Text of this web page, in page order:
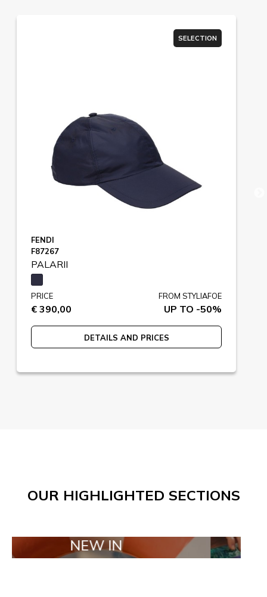
SELECTION
FENDI
F87267
PALARII
PRICE
€ 390,00
FROM STYLIAFOE
UP TO -50%
DETAILS AND PRICES
OUR HIGHLIGHTED SECTIONS
NEW IN TAILOR